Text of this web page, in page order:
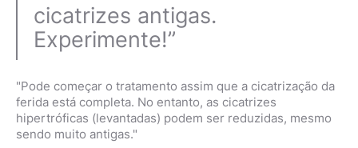
cicatrizes antigas.
Experimente!”
"Pode começar o tratamento assim que a cicatrização da
ferida está completa. No entanto, as cicatrizes
hipertróficas (levantadas) podem ser reduzidas, mesmo
sendo muito antigas."